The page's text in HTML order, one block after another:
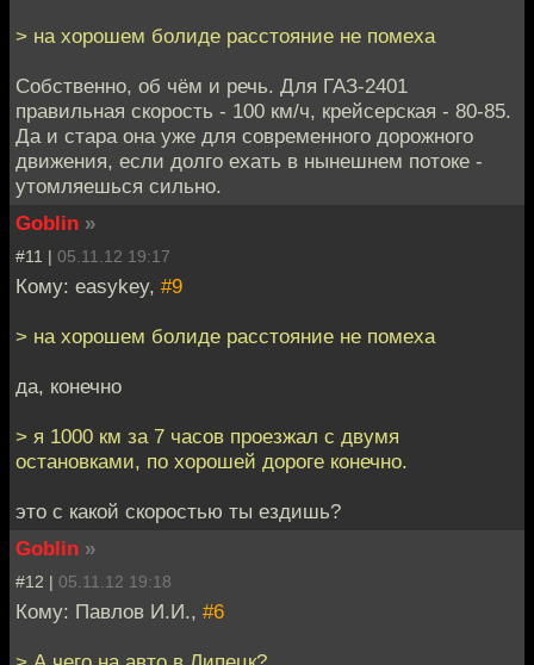
> на хорошем болиде расстояние не помеха
Собственно, об чём и речь. Для ГАЗ-2401
правильная скорость - 100 км/ч, крейсерская - 80-85.
Да и стара она уже для современного дорожного
движения, если долго ехать в нынешнем потоке -
утомляешься сильно.
Goblin »
#11 | 05.11.12 19:17
Кому: easykey, #9
> на хорошем болиде расстояние не помеха
да, конечно
> я 1000 км за 7 часов проезжал с двумя
остановками, по хорошей дороге конечно.
это с какой скоростью ты ездишь?
Goblin »
#12 | 05.11.12 19:18
Кому: Павлов И.И., #6